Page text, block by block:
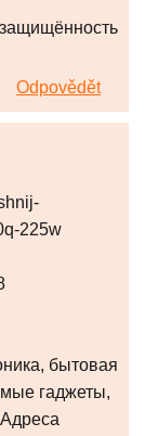
Odpovědět
225w
бытовая
гаджеты,